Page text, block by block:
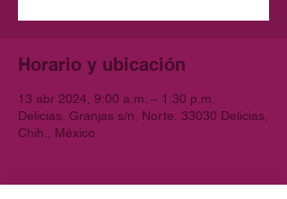
Horario y ubicación
13 abr 2024, 9:00 a.m. – 1:30 p.m.
Delicias, Granjas s/n, Norte, 33030 Delicias,
Chih., México